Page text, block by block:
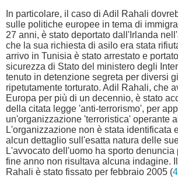
In particolare, il caso di Adil Rahali
sulle politiche europee in tema di
27 anni, è stato deportato dall'Irlanda
che la sua richiesta di asilo era stata
arrivo in Tunisia è stato arrestato e
sicurezza di Stato del ministero degli
tenuto in detenzione segreta per diversi
ripetutamente torturato. Adil Rahali, che
Europa per più di un decennio, è stato
della citata legge 'anti-terrorismo', per
un'organizzazione 'terroristica' operante
L'organizzazione non è stata identificata
alcun dettaglio sull'esatta natura delle
L'avvocato dell'uomo ha sporto denuncia
fine anno non risultava alcuna indagine.
Rahali è stato fissato per febbraio 2005 (